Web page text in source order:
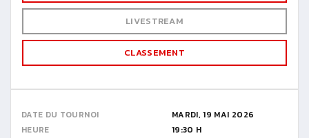
LIVESTREAM
CLASSEMENT
DATE DU TOURNOI
MARDI, 19 MAI 2026
HEURE
19:30 H